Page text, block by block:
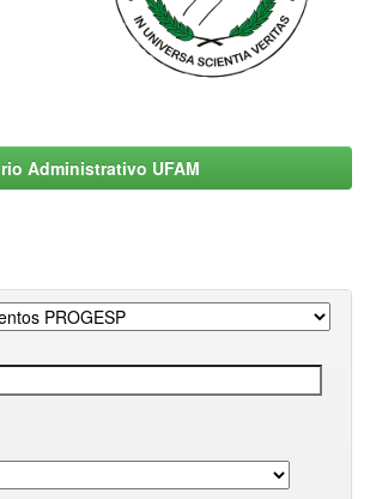
Administrativo UFAM